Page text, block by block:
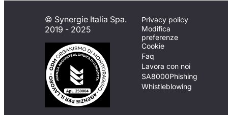
© Synergie Italia Spa.
2019 - 2025
Privacy policy
Modifica
preferenze
Cookie
Faq
Lavora con noi
SA8000Phishing
Whistleblowing